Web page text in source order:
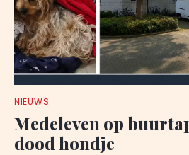
NIEUWS
Medeleven op
dood hondje